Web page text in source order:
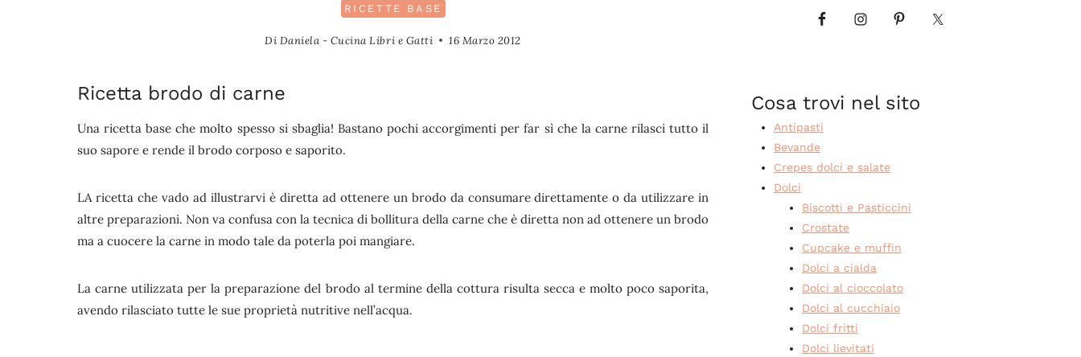
RICETTE BASE
Di Daniela - Cucina Libri e Gatti 16 Marzo 2012
Ricetta brodo di carne
Una ricetta base che molto spesso si sbaglia! Bastano pochi accorgimenti per far sì che la carne rilasci tutto il
suo sapore e rende il brodo corposo e saporito.
LA ricetta che vado ad illustrarvi è diretta ad ottenere un brodo da consumare direttamente o da utilizzare in
altre preparazioni. Non va confusa con la tecnica di bollitura della carne che è diretta non ad ottenere un brodo
ma a cuocere la carne in modo tale da poterla poi mangiare.
La carne utilizzata per la preparazione del brodo al termine della cottura risulta secca e molto poco saporita,
avendo rilasciato tutte le sue proprietà nutritive nell’acqua.
Cosa trovi nel sito
Antipasti
Bevande
Crepes dolci e salate
Dolci
Biscotti e Pasticcini
Crostate
Cupcake e muffin
Dolci a cialda
Dolci al cioccolato
Dolci al cucchiaio
Dolci fritti
Dolci lievitati